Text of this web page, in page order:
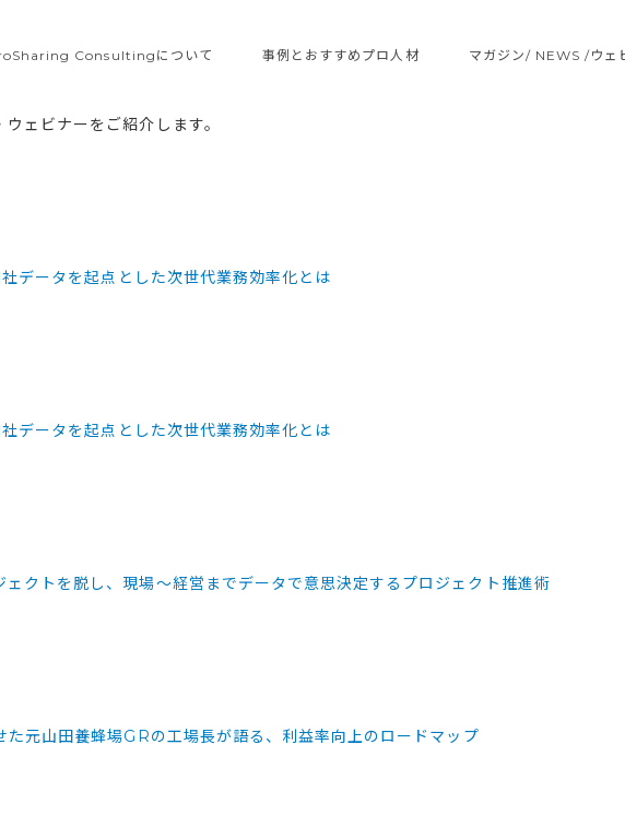
Consultingについて 事例とおすすめプロ人材 マガジン/ NEWS /ウェ
ェビナーをご紹介します。
データを起点とした次世代業務効率化とは
データを起点とした次世代業務効率化とは
ェクトを脱し、現場〜経営までデータで意思決定するプロジェクト推進術
元山田養蜂場GRの工場長が語る、利益率向上のロードマップ